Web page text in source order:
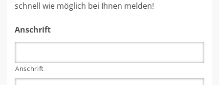
schnell wie möglich bei Ihnen melden!
Anschrift
Anschrift